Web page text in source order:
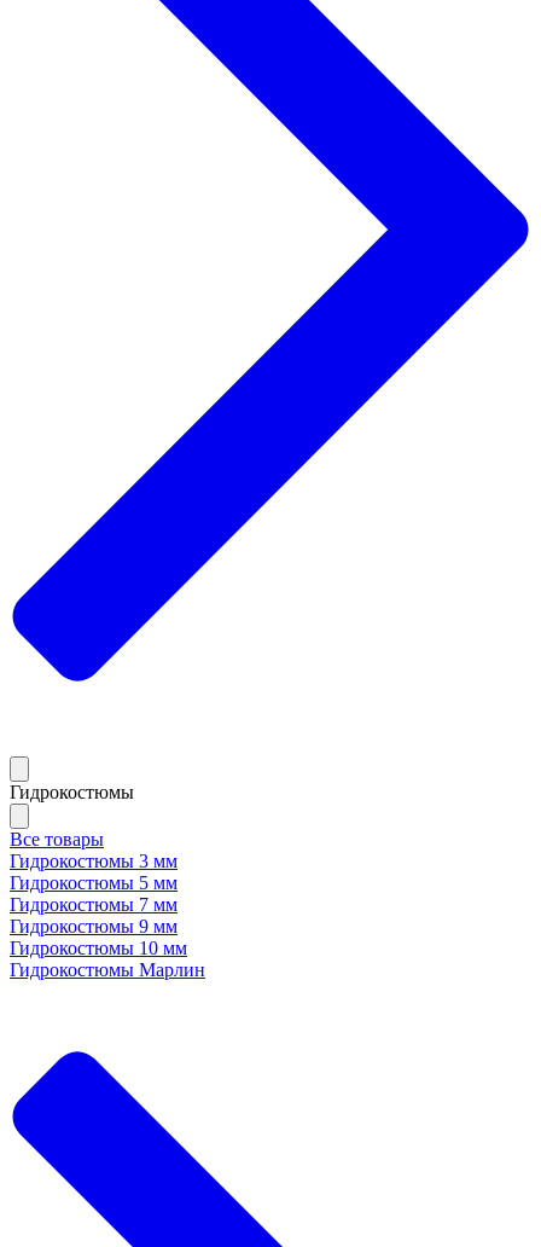
Гидрокостюмы
Все товары
Гидрокостюмы 3 мм
Гидрокостюмы 5 мм
Гидрокостюмы 7 мм
Гидрокостюмы 9 мм
Гидрокостюмы 10 мм
Гидрокостюмы Марлин